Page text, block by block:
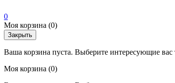
0
Моя корзина (0)
Закрыть
Ваша корзина пуста. Выберите интересующие вас
Моя корзина (0)